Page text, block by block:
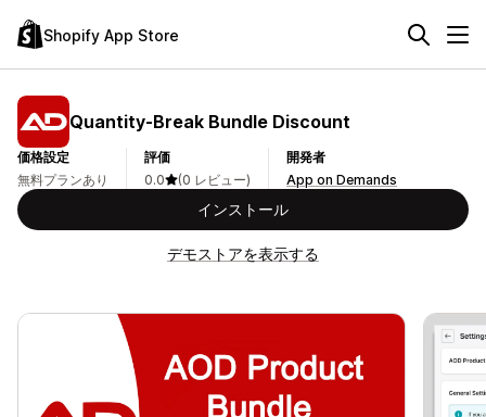
Shopify App Store
Quantity‑Break Bundle Discount
価格設定
無料プランあり
評価
0.0
(0 レビュー)
開発者
App on Demands
インストール
デモストアを表示する